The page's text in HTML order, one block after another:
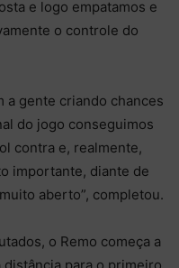
e logo empatamos e
o controle do
a gente criando chances
do jogo conseguimos
contra e, realmente,
importante, diante de
aberto”, completou.
o Remo começa a